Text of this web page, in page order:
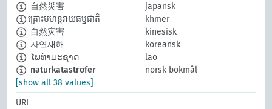
自然災害
japansk
​គ្រោះមហន្តរាយធម្មជាតិ
khmer
自然灾害
kinesisk
자연재해
koreansk
ໄພທຳມະຊາດ
lao
naturkatastrofer
norsk bokmål
[show all 38 values]
URI